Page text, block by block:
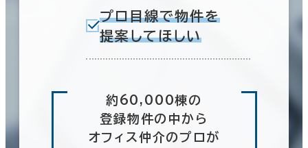
プロ目線で物件を
提案してほしい
約60,000棟の
登録物件の中から
オフィス仲介のプロが